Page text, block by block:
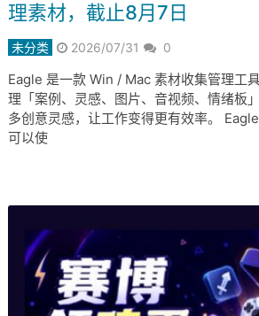
理素材，截止8月7日
未分类 2026/07/31 0
Eagle 是一款 Win / Mac 素材收集管理工
理「案例、灵感、图片、音视频、情绪板
多创意灵感，让工作变得更有效率。 Eagle
可以使